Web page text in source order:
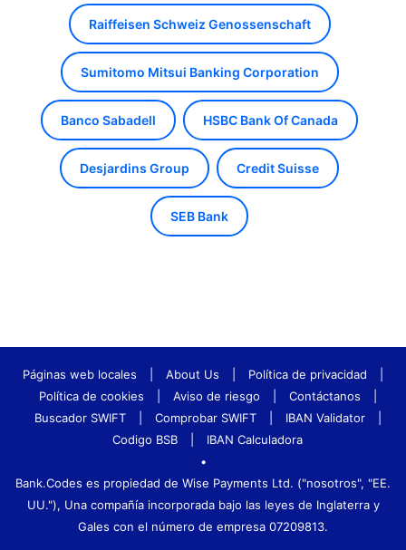
Raiffeisen Schweiz Genossenschaft
Sumitomo Mitsui Banking Corporation
Banco Sabadell HSBC Bank Of Canada
Desjardins Group Credit Suisse
SEB Bank
Páginas web locales About Us Política de privacidad
Política de cookies
Aviso de riesgo Contáctanos
Buscador SWIFT
Comprobar SWIFT IBAN Validator
Codigo BSB
IBAN Calculadora
•
Bank.Codes es propiedad de Wise Payments Ltd. ("nosotros", "EE.
UU."), Una compañía incorporada bajo las leyes de Inglaterra y
Gales con el número de empresa 07209813.